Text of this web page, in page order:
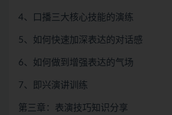
4、口播三大核心技能的演练
5、如何快速加深表达的对话感
6、如何做到增强表达的气场
7、即兴演讲训练
第三章：表演技巧知识分享